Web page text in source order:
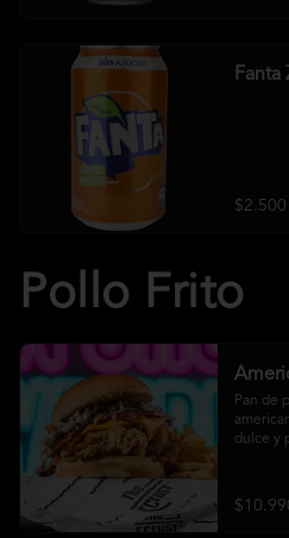
Fanta
$2.500
Pollo Frito
Pan de
dulce y